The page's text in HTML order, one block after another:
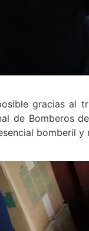
gracias al
de Bomberos
bomberil